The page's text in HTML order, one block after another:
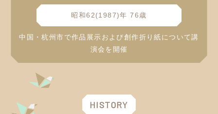
昭和62(1987)年 76歳
中国・杭州市で作品展示および創作折り紙について講
演会を開催
HISTORY